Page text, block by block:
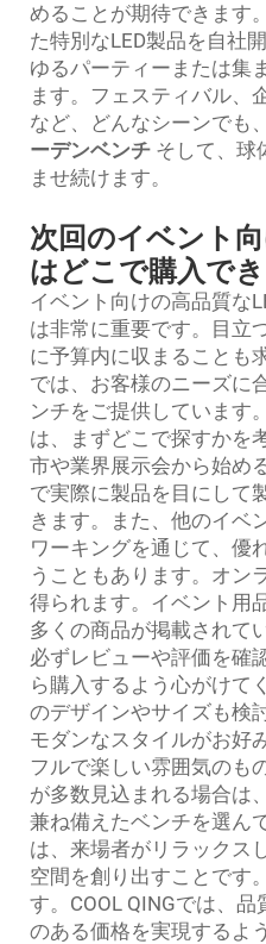
めることが期待できます
た特別なLED製品を自社
ゆるパーティーまたは集
ます。フェスティバル、
など、どんなシーンでも
ーデンベンチ そして、球
ませ続けます。
次回のイベント
はどこで購入で
イベント向けの高品質な
は非常に重要です。目立
に予算内に収まることも
では、お客様のニーズに
ンチをご提供しています
は、まずどこで探すかを
市や業界展示会から始め
で実際に製品を目にして
きます。また、他のイベ
ワーキングを通じて、優
うこともあります。オン
得られます。イベント用
多くの商品が掲載されて
必ずレビューや評価を確
ら購入するよう心がけて
のデザインやサイズも検
モダンなスタイルがお好
フルで楽しい雰囲気のも
が多数見込まれる場合は
兼ね備えたベンチを選ん
は、来場者がリラックス
空間を創り出すことです
す。COOL QINGでは、
のある価格を実現するよ